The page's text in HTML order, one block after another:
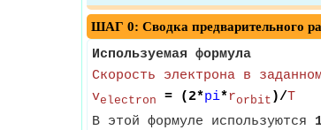
ШАГ 0: Сводка предварительного
Используемая формула
Скорость электрона в
velectron = (2*pi*rorbit )/T
В этой формуле используются